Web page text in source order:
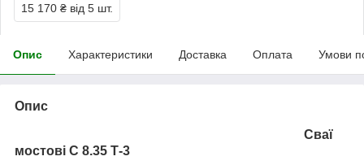
15 170 ₴ від 5 шт.
Опис Характеристики Доставка Оплата Умови
Опис
Сваї
мостові C 8.35 Т-3